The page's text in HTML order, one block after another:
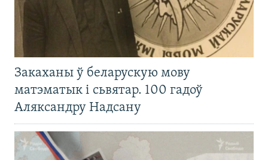
Закаханы ў беларускую мову
матэматык і сьвятар. 100 гадоў
Аляксандру Надсану